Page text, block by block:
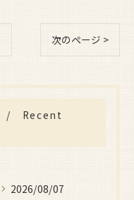
次のページ >
Recent
2026/08/07